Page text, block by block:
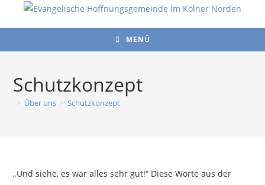
MENÜ
Schutzkonzept
> Über uns > Schutzkonzept
„Und siehe, es war alles sehr gut!“ Diese Worte aus der